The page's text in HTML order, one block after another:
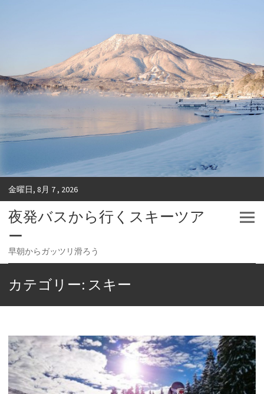
金曜日, 8月 7 , 2026
夜発バスから行くスキーツア
ー
早朝からガッツリ滑ろう
カテゴリー: スキー